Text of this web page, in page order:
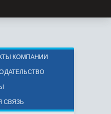
КОМПАНИИ
СВЯЗЬ